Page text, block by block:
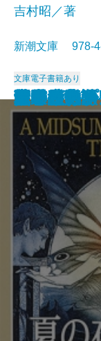
アメリカ
国盗り物
国盗り物
悪霊〔下〕
悪霊〔上〕
国盗り物
国盗り物
黒い画集
日常生活
戦艦武蔵
吉村昭／著
新潮文庫 978-
文庫電子書籍あり
夏の夜の
青の時代
日本三文
青春の蹉跌
ボッコち
点と線
城
眼の壁
船乗りク
荒野のお